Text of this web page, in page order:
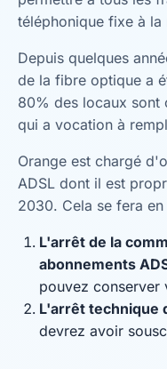
téléphonique fixe à la
Depuis quelques
de la fibre optique a
80% des locaux sont
qui a vocation à
Orange est chargé
ADSL dont il est
2030. Cela se fera
L'arrêt de la
abonnements
pouvez conserver
L'arrêt technique
devrez avoir